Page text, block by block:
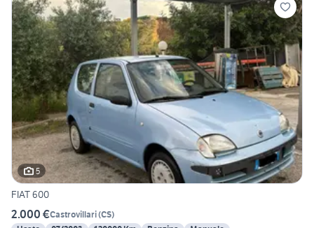
5
FIAT 600
2.000 €Castrovillari(CS)